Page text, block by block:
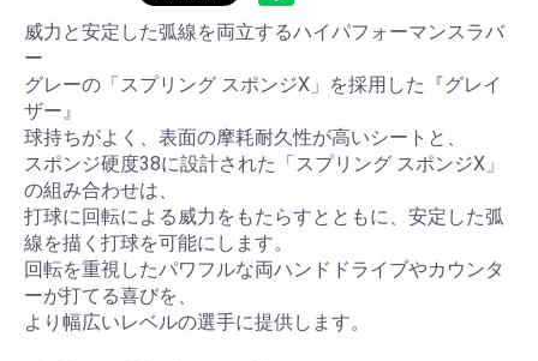
威力と安定した弧線を両立するハイパフォーマンスラバ
ー
グレーの「スプリング スポンジX」を採用した『グレイ
ザー』
球持ちがよく、表面の摩耗耐久性が高いシートと、
スポンジ硬度38に設計された「スプリング スポンジX」
の組み合わせは、
打球に回転による威力をもたらすとともに、安定した弧
線を描く打球を可能にします。
回転を重視したパワフルな両ハンドドライブやカウンタ
ーが打てる喜びを、
より幅広いレベルの選手に提供します。